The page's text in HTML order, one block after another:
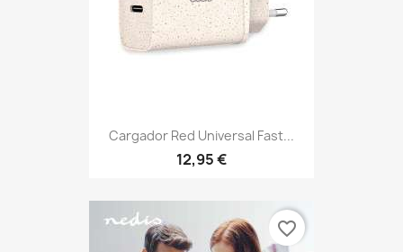
Cargador Red Universal Fast...
12,95 €
favorite_border